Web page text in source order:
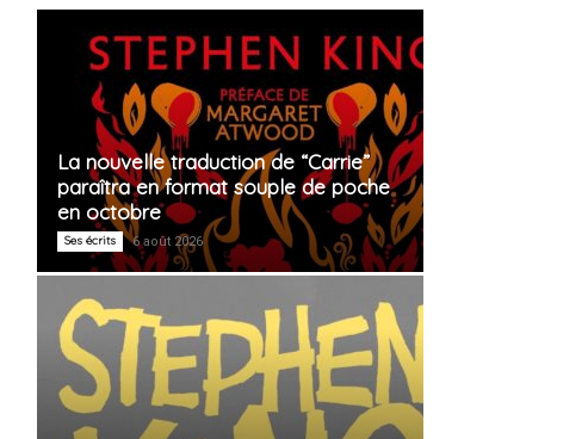
La nouvelle traduction de “Carrie”
paraîtra en format souple de poche
en octobre
Ses écrits 6 août 2026